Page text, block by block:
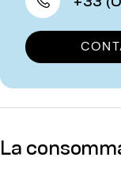
La